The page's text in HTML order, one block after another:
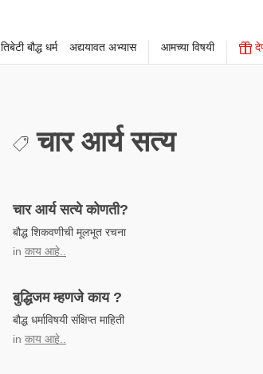
तिबेटी बौद्ध धर्म अद्ययावत अभ्यास आमच्या विषयी
चार आर्य सत्य
चार आर्य सत्ये कोणती?
बौद्ध शिकवणीची मूलभूत रचना
in काय आहे..
बुद्धिजम म्हणजे काय ?
बौद्ध धर्माविषयी संक्षिप्त माहिती
in काय आहे..